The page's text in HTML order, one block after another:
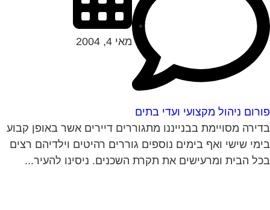
ניהול מקצועי ועדי בתים
מאי 4, 2004
מסויימת בבנייננו מתגוררים דיירים אשר באופן קבוע
שישי ואף בימים נוספים גוררים רהיטים וילדיהם רצים
הבית ומרעישים את תקרת השכנים. ניסינו להעיר...